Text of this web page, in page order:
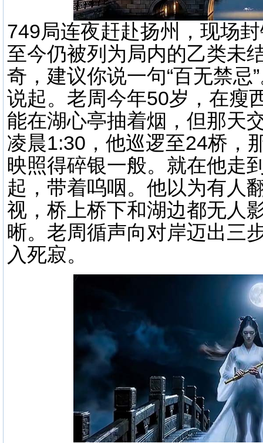
749局连夜赶赴扬州，现场
至今仍被列为局内的乙类未
奇，建议你说一句“百无禁忌
说起。老周今年50岁，在瘦
能在湖心亭抽着烟，但那天
凌晨1:30，他巡逻至24桥，
映照得碎银一般。就在他走
起，带着呜咽。他以为有人
视，桥上桥下和湖边都无人
晰。老周循声向对岸迈出三
入死寂。